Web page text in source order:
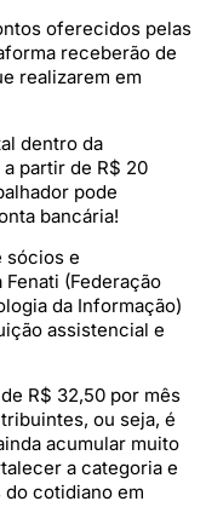
oferecidos pelas
receberão de
realizarem em
dentro da
partir de R$ 20
pode
bancária!
sócios e
(Federação
da Informação)
assistencial e
R$ 32,50 por mês
ou seja, é
acumular muito
a categoria e
cotidiano em